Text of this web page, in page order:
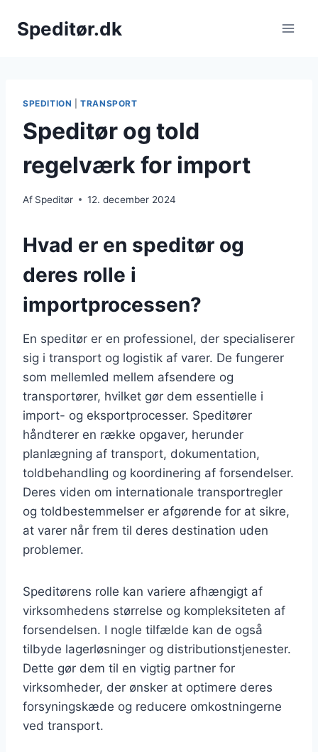
Speditør.dk
SPEDITION |TRANSPORT
Speditør og told
regelværk for import
Af Speditør 12. december 2024
Hvad er en speditør og
deres rolle i
importprocessen?
En speditør er en professionel, der specialiserer
sig i transport og logistik af varer. De fungerer
som mellemled mellem afsendere og
transportører, hvilket gør dem essentielle i
import- og eksportprocesser. Speditører
håndterer en række opgaver, herunder
planlægning af transport, dokumentation,
toldbehandling og koordinering af forsendelser.
Deres viden om internationale transportregler
og toldbestemmelser er afgørende for at sikre,
at varer når frem til deres destination uden
problemer.
Speditørens rolle kan variere afhængigt af
virksomhedens størrelse og kompleksiteten af
forsendelsen. I nogle tilfælde kan de også
tilbyde lagerløsninger og distributionstjenester.
Dette gør dem til en vigtig partner for
virksomheder, der ønsker at optimere deres
forsyningskæde og reducere omkostningerne
ved transport.